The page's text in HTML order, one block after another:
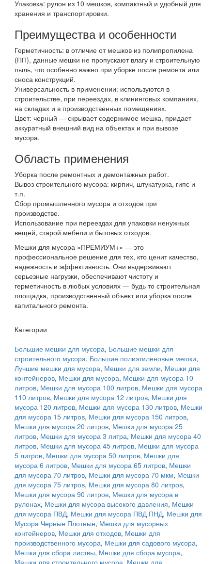
Упаковка: рулон из 10 мешков, компактный и удобный для
хранения и транспортировки.
Преимущества и особенности
Герметичность: в отличие от мешков из полипропилена
(ПП), данные мешки не пропускают влагу и строительную
пыль, что особенно важно при уборке после ремонта или
сноса конструкций.
Универсальность в применении: используются в
строительстве, при переездах, в клининговых компаниях,
на складах и в производственных помещениях.
Цвет: черный — скрывает содержимое мешка, придает
аккуратный внешний вид на объектах и при вывозе
мусора.
Область применения
Уборка после ремонтных и демонтажных работ.
Вывоз строительного мусора: кирпич, штукатурка, гипс и
т.п.
Сбор промышленного мусора и отходов при
производстве.
Использование при переездах для упаковки ненужных
вещей, старой мебели и бытовых отходов.
Мешки для мусора «ПРЕМИУМ+» — это
профессиональное решение для тех, кто ценит качество,
надежность и эффективность. Они выдерживают
серьезные нагрузки, обеспечивают чистоту и
герметичность в любых условиях — будь то строительная
площадка, производственный объект или уборка после
капитального ремонта.
Категории
Большие мешки для мусора, Большие мешки для
строительного мусора, Большие полиэтиленовые мешки,
Лучшие мешки для мусора, Мешки для земли, Мешки для
контейнеров, Мешки для мусора, Мешки для мусора 10
литров, Мешки для мусора 100 литров, Мешки для мусора
110 литров, Мешки для мусора 12 литров, Мешки для
мусора 120 литров, Мешки для мусора 130 литров, Мешки
для мусора 15 литров, Мешки для мусора 150 литров,
Мешки для мусора 20 литров, Мешки для мусора 25
литров, Мешки для мусора 3 литра, Мешки для мусора 40
литров, Мешки для мусора 45 литров, Мешки для мусора
5 литров, Мешки для мусора 50 литров, Мешки для
мусора 6 литров, Мешки для мусора 65 литров, Мешки
для мусора 70 литров, Мешки для мусора 70 мкм, Мешки
для мусора 75 литров, Мешки для мусора 80 литров,
Мешки для мусора 90 литров, Мешки для мусора в
рулонах, Мешки для мусора высокого давления, Мешки
для мусора ПВД, Мешки для мусора ПВД ПНД, Мешки для
Мусора Черные Плотные, Мешки для мусорных
контейнеров, Мешки для отходов, Мешки для
производственного мусора, Мешки для садового мусора,
Мешки для сбора листвы, Мешки для сбора мусора,
Мешки для строительного мусора, Мешки для